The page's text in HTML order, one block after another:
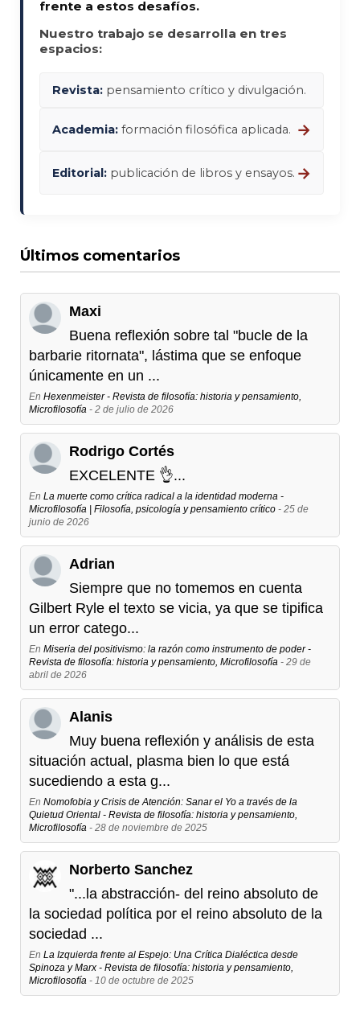
frente a estos desafíos.
Nuestro trabajo se desarrolla en tres
espacios:
Revista: pensamiento crítico y divulgación.
Academia: formación filosófica aplicada. →
Editorial: publicación de libros y ensayos. →
Últimos comentarios
Maxi
Buena reflexión sobre tal "bucle de la
barbarie ritornata", lástima que se enfoque
únicamente en un ...
En Hexenmeister - Revista de filosofía: historia y pensamiento,
Microfilosofía - 2 de julio de 2026
Rodrigo Cortés
EXCELENTE 👌...
En La muerte como crítica radical a la identidad moderna -
Microfilosofía | Filosofía, psicología y pensamiento crítico - 25 de
junio de 2026
Adrian
Siempre que no tomemos en cuenta
Gilbert Ryle el texto se vicia, ya que se tipifica
un error catego...
En Miseria del positivismo: la razón como instrumento de poder -
Revista de filosofía: historia y pensamiento, Microfilosofía - 29 de
abril de 2026
Alanis
Muy buena reflexión y análisis de esta
situación actual, plasma bien lo que está
sucediendo a esta g...
En Nomofobia y Crisis de Atención: Sanar el Yo a través de la
Quietud Oriental - Revista de filosofía: historia y pensamiento,
Microfilosofía - 28 de noviembre de 2025
Norberto Sanchez
"...la abstracción- del reino absoluto de
la sociedad política por el reino absoluto de la
sociedad ...
En La Izquierda frente al Espejo: Una Crítica Dialéctica desde
Spinoza y Marx - Revista de filosofía: historia y pensamiento,
Microfilosofía - 10 de octubre de 2025